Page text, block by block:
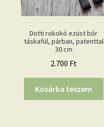
Dotti rokokó ezüst bőr
táskafül, párban, patenttal
30 cm
2.700 Ft
Kosárba teszem